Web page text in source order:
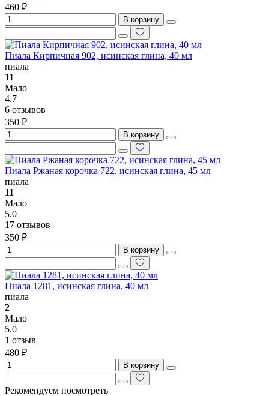
460 ₽
В корзину
Пиала Кирпичная 902, исинская глина, 40 мл
пиала
11
Мало
4.7
6 отзывов
350 ₽
В корзину
Пиала Ржаная корочка 722, исинская глина, 45 мл
пиала
11
Мало
5.0
17 отзывов
350 ₽
В корзину
Пиала 1281, исинская глина, 40 мл
пиала
2
Мало
5.0
1 отзыв
480 ₽
В корзину
Рекомендуем посмотреть